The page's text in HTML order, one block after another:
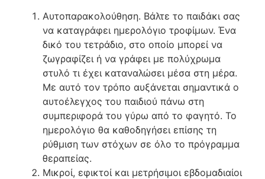
Αυτοπαρακολούθηση. Βάλτε το παιδάκι σας
να καταγράφει ημερολόγιο τροφίμων. Ένα
δικό του τετράδιο, στο οποίο μπορεί να
ζωγραφίζει ή να γράφει με πολύχρωμα
στυλό τι έχει καταναλώσει μέσα στη μέρα.
Με αυτό τον τρόπο αυξάνεται σημαντικά ο
αυτοέλεγχος του παιδιού πάνω στη
συμπεριφορά του γύρω από το φαγητό. Το
ημερολόγιο θα καθοδηγήσει επίσης τη
ρύθμιση των στόχων σε όλο το πρόγραμμα
θεραπείας.
Μικροί, εφικτοί και μετρήσιμοι εβδομαδιαίοι